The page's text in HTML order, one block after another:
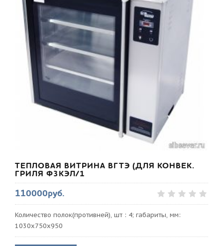
ТЕПЛОВАЯ ВИТРИНА ВГТЭ (ДЛЯ КОНВЕК.
ГРИЛЯ Ф3КЭЛ/1
110000руб.
Количество полок(противней), шт : 4; габариты, мм:
1030х750х950